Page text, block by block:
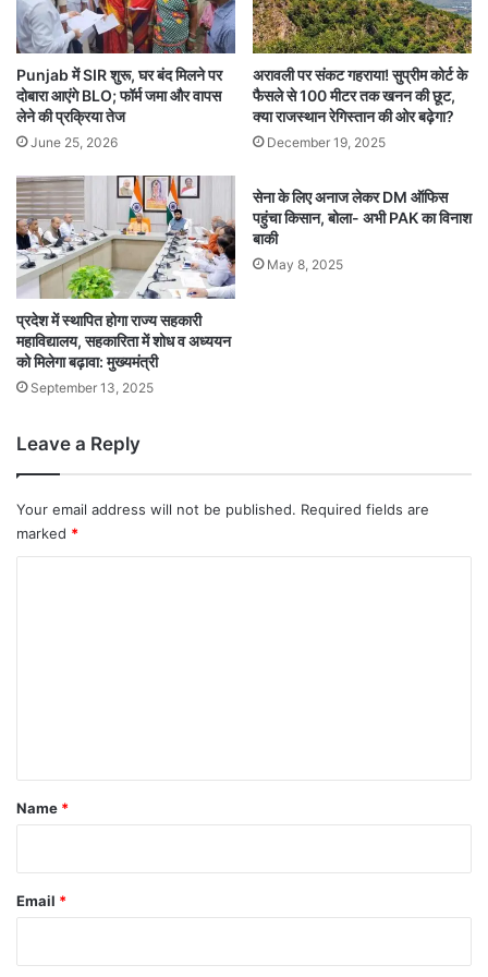
Punjab में SIR शुरू, घर बंद मिलने पर
दोबारा आएंगे BLO; फॉर्म जमा और वापस
लेने की प्रक्रिया तेज
June 25, 2026
अरावली पर संकट गहराया! सुप्रीम कोर्ट के
फैसले से 100 मीटर तक खनन की छूट,
क्या राजस्थान रेगिस्तान की ओर बढ़ेगा?
December 19, 2025
प्रदेश में स्थापित होगा राज्य सहकारी
महाविद्यालय, सहकारिता में शोध व अध्ययन
को मिलेगा बढ़ावा: मुख्यमंत्री
September 13, 2025
सेना के लिए अनाज लेकर DM ऑफिस
पहुंचा किसान, बोला- अभी PAK का विनाश
बाकी
May 8, 2025
Leave a Reply
Your email address will not be published. Required fields are
marked *
*
Name *
Email *